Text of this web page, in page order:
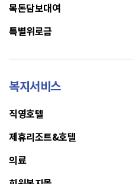
목돈담보대여
특별위로금
복지서비스
직영호텔
제휴리조트&호텔
의료